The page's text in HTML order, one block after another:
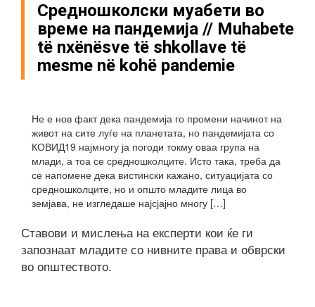
Средношколски муабети во
време на пандемија // Muhabete
të nxënësve të shkollave të
mesme në kohë pandemie
Не е нов факт дека пандемија го промени начинот на
живот на сите луѓе на планетата, но пандемијата со
КОВИД19 најмногу ја погоди токму оваа група на
млади, а тоа се средношколците. Исто така, треба да
се напомене дека вистински кажано, ситуацијата со
средношколците, но и општо младите лица во
земјава, не изгледаше најсјајно многу […]
Ставови и мислења на експерти кои ќе ги
запознаат младите со нивните права и обврски
во општеството.